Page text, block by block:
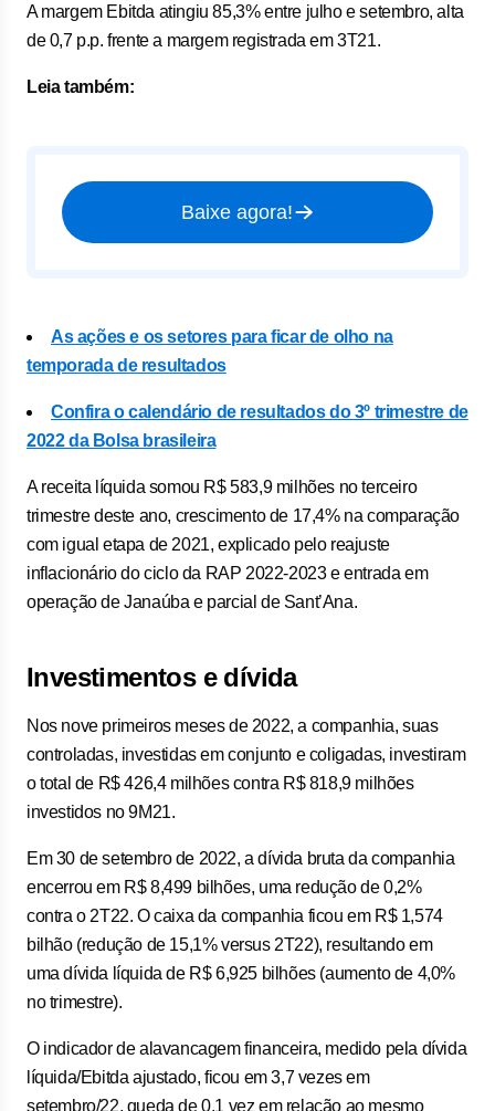
A margem Ebitda atingiu 85,3% entre julho e setembro, alta
de 0,7 p.p. frente a margem registrada em 3T21.
Leia também:
Baixe agora!
As ações e os setores para ficar de olho na
temporada de resultados
Confira o calendário de resultados do 3º trimestre de
2022 da Bolsa brasileira
A receita líquida somou R$ 583,9 milhões no terceiro
trimestre deste ano, crescimento de 17,4% na comparação
com igual etapa de 2021, explicado pelo reajuste
inflacionário do ciclo da RAP 2022-2023 e entrada em
operação de Janaúba e parcial de Sant’Ana.
Investimentos e dívida
Nos nove primeiros meses de 2022, a companhia, suas
controladas, investidas em conjunto e coligadas, investiram
o total de R$ 426,4 milhões contra R$ 818,9 milhões
investidos no 9M21.
Em 30 de setembro de 2022, a dívida bruta da companhia
encerrou em R$ 8,499 bilhões, uma redução de 0,2%
contra o 2T22. O caixa da companhia ficou em R$ 1,574
bilhão (redução de 15,1% versus 2T22), resultando em
uma dívida líquida de R$ 6,925 bilhões (aumento de 4,0%
no trimestre).
O indicador de alavancagem financeira, medido pela dívida
líquida/Ebitda ajustado, ficou em 3,7 vezes em
setembro/22, queda de 0,1 vez em relação ao mesmo